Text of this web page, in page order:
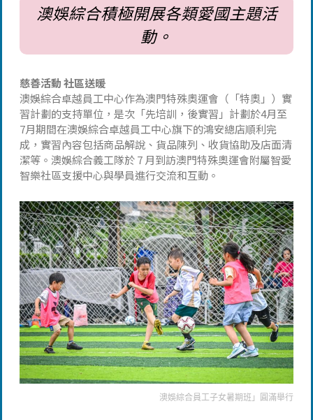
澳娛綜合積極開展各類愛國主題活
動。
慈善活動 社區送暖
澳娛綜合卓越員工中心作為澳門特殊奧運會（「特奧」）實
習計劃的支持單位，是次「先培訓，後實習」計劃於4月至
7月期間在澳娛綜合卓越員工中心旗下的鴻安總店順利完
成，實習內容包括商品解說、貨品陳列、收貨協助及店面清
潔等。澳娛綜合義工隊於 7 月到訪澳門特殊奧運會附屬智愛
智樂社區支援中心與學員進行交流和互動。
澳娛綜合員工子女暑期班」圓滿舉行